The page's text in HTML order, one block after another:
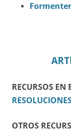
RECURSOS EN
OTROS